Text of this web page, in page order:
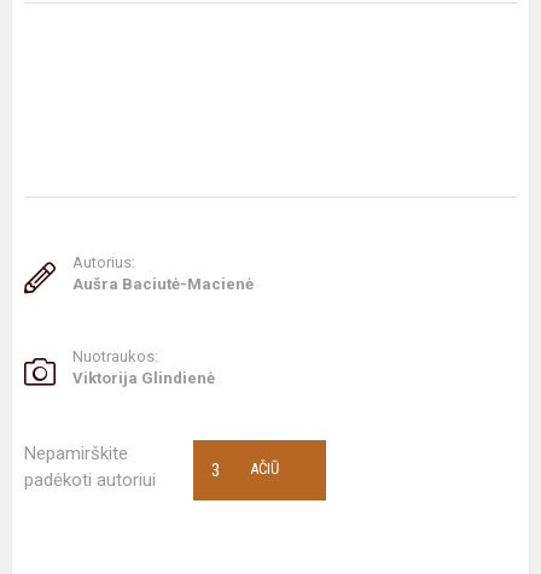
Autorius:
Aušra Baciutė-Macienė
Nuotraukos:
Viktorija Glindienė
Nepamirškite
padėkoti autoriui
AČIŪ
3